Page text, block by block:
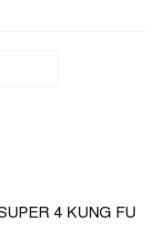
4 KUNG FU